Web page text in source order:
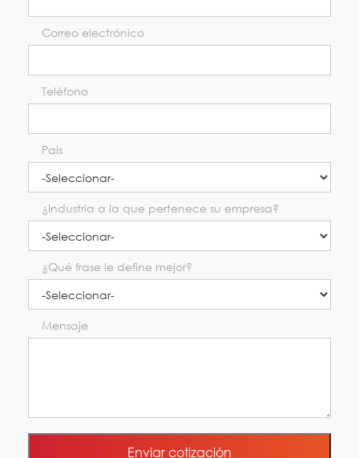
Correo electrónico
Teléfono
País
¿Industria a la que pertenece su empresa?
¿Qué frase le define mejor?
Mensaje